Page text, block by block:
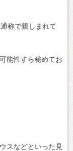
称で親しまれて
能性すら秘めてお
スなどといった見